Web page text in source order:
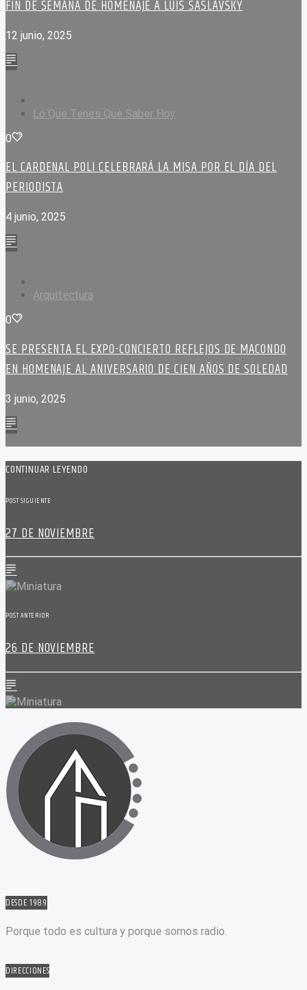
FIN DE SEMANA DE HOMENAJE A LUIS SASLAVSKY
12 junio, 2025
Lo Que Tenes Que Saber Hoy
0
EL CARDENAL POLI CELEBRARÁ LA MISA POR EL DÍA DEL
PERIODISTA
4 junio, 2025
Arquitectura
0
SE PRESENTA EL EXPO-CONCIERTO REFLEJOS DE MACONDO
EN HOMENAJE AL ANIVERSARIO DE CIEN AÑOS DE SOLEDAD
3 junio, 2025
CONTINUAR LEYENDO
POST SIGUIENTE
27 DE NOVIEMBRE
POST ANTERIOR
26 DE NOVIEMBRE
DESDE 1989
Porque todo es cultura y porque somos radio.
DIRECCIONES